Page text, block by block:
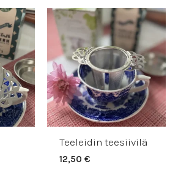
Teeleidin teesiivilä
12,50€